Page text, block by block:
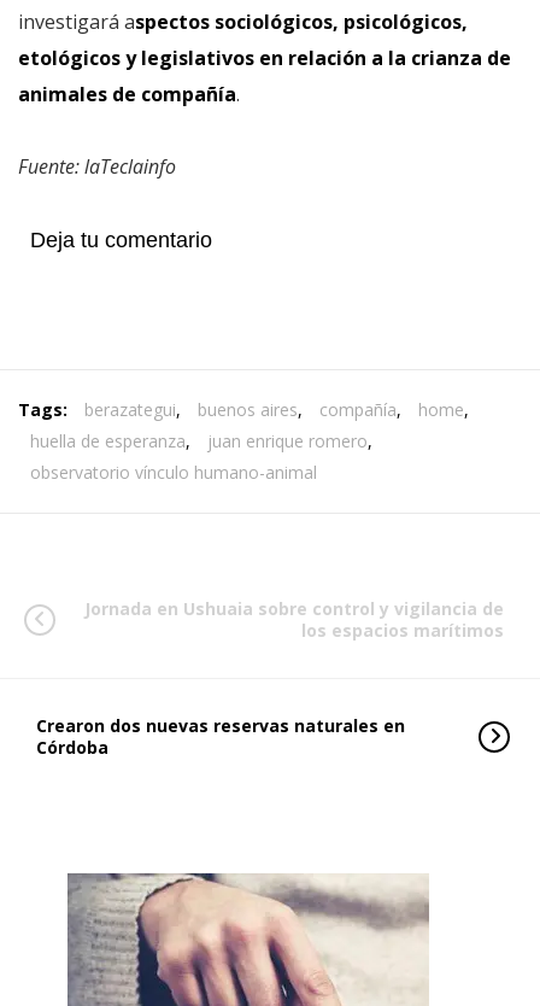
investigará aspectos sociológicos, psicológicos,
etológicos y legislativos en relación a la crianza de
animales de compañía.
Fuente: laTeclainfo
Deja tu comentario
Tags: berazategui, buenos aires, compañía, home,
huella de esperanza, juan enrique romero,
observatorio vínculo humano-animal
Jornada en Ushuaia sobre control y vigilancia de
los espacios marítimos
Crearon dos nuevas reservas naturales en
Córdoba